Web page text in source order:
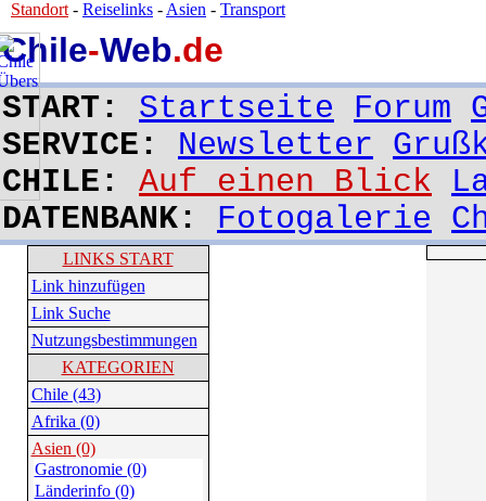
Chile-Web.de
START: Startseite Forum
SERVICE: Newsletter
CHILE: Auf einen Blick
DATENBANK: Fotogalerie
Standort - Reiselinks - Asien - Transport
LINKS START
Link hinzufügen
Link Suche
Nutzungsbestimmungen
KATEGORIEN
Chile (43)
Afrika (0)
Asien (0)
Gastronomie (0)
Länderinfo (0)